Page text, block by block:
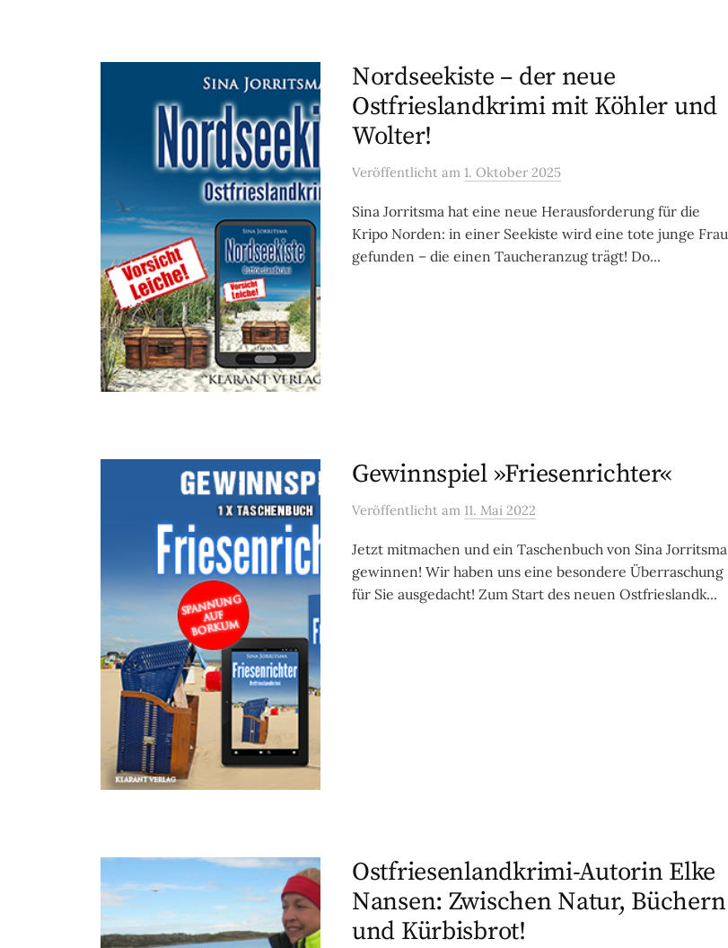
Nordseekiste – der neue
Ostfrieslandkrimi mit Köhler und
Wolter!
Veröffentlicht am 1. Oktober 2025
Sina Jorritsma hat eine neue Herausforderung für die
Kripo Norden: in einer Seekiste wird eine tote junge Frau
gefunden – die einen Taucheranzug trägt! Do...
Gewinnspiel »Friesenrichter«
Veröffentlicht am 11. Mai 2022
Jetzt mitmachen und ein Taschenbuch von Sina Jorritsma
gewinnen! Wir haben uns eine besondere Überraschung
für Sie ausgedacht! Zum Start des neuen Ostfrieslandk...
Ostfriesenlandkrimi-Autorin Elke
Nansen: Zwischen Natur, Büchern
und Kürbisbrot!